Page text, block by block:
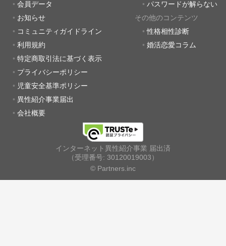
会員データ
お知らせ
コミュニティガイドライン
利用規約
特定商取引法に基づく表示
プライバシーポリシー
児童安全基準ポリシー
異性紹介事業届出
会社概要
パスワードが解らない
その他のコンテンツ
性格相性診断
婚活恋愛コラム
インターネット異性紹介事業 届出済
（受理番号: 30120019003）
© Partners.inc